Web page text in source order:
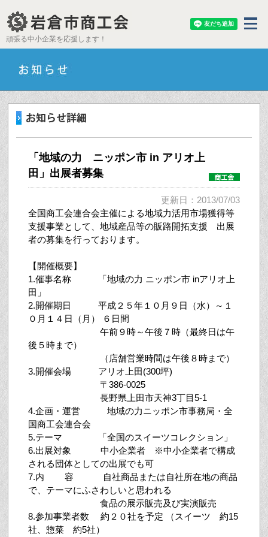
頑張る中小企業を応援します！
「地域の力 ニッポン市 in アリオ上
田」出展者募集
更新日：2013/07/03
全国商工会連合会主催による地域力活用市場獲得等
支援事業として、地域産品等の販路開拓支援 出展
者の募集を行っております。
【開催概要】
1.催事名称 「地域の力 ニッポン市 inアリオ上
田」
2.開催期日 平成２５年１０月９日（水）～１
０月１４日（月） ６日間
午前９時～午後７時（最終日は午
後５時まで）
（店舗営業時間は午後８時まで）
3.開催会場 アリオ上田(300坪)
〒386-0025
長野県上田市天神3丁目5-1
4.企画・運営 地域の力ニッポン市事務局・全
国商工会連合会
5.テーマ 「全国のスイーツコレクション」
6.出展対象 中小企業者 ※中小企業者で構成
される団体としての出展でも可
7.内 容 自社商品または自社所在地の商品
で、テーマにふさわしいと思われる
食品の展示販売及び実演販売
8.参加事業者数 約２０社を予定 （スイーツ 約15
社、惣菜 約5社）